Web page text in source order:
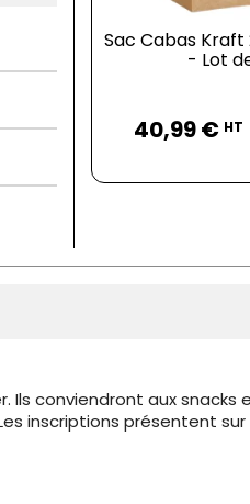
Sac Cabas Kraft
- Lot
40,99 € HT
conviendront aux snacks
inscriptions présentent